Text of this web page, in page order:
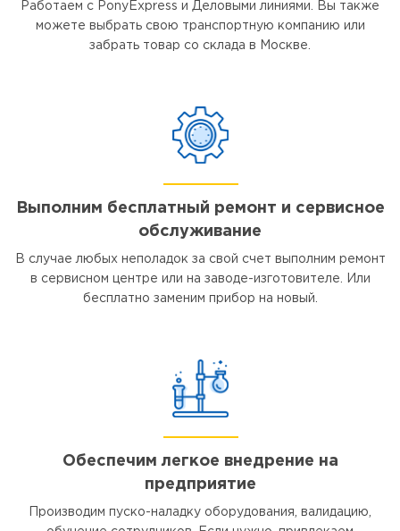
Работаем с PonyExpress и Деловыми линиями. Вы также
можете выбрать свою транспортную компанию или
забрать товар со склада в Москве.
Выполним бесплатный ремонт и сервисное
обслуживание
В случае любых неполадок за свой счет выполним ремонт
в сервисном центре или на заводе-изготовителе. Или
бесплатно заменим прибор на новый.
Обеспечим легкое внедрение на
предприятие
Производим пуско-наладку оборудования, валидацию,